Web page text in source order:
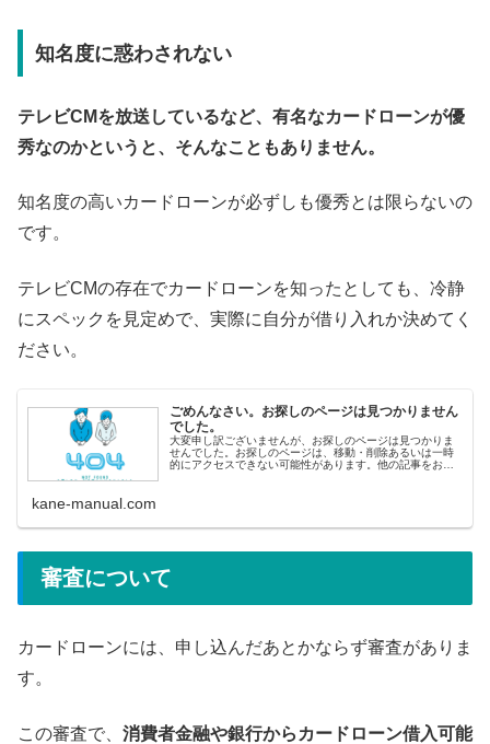
知名度に惑わされない
テレビCMを放送しているなど、有名なカードローンが優
秀なのかというと、そんなこともありません。
知名度の高いカードローンが必ずしも優秀とは限らないの
です。
テレビCMの存在でカードローンを知ったとしても、冷静
にスペックを見定めで、実際に自分が借り入れか決めてく
ださい。
ごめんなさい。お探しのページは見つかりません
でした。
大変申し訳ございませんが、お探しのページは見つかりま
せんでした。お探しのページは、移動・削除あるいは一時
的にアクセスできない可能性があります。他の記事をお探
kane-manual.com
審査について
カードローンには、申し込んだあとかならず審査がありま
す。
この審査で、 消費者金融や銀行からカードローン借入可能